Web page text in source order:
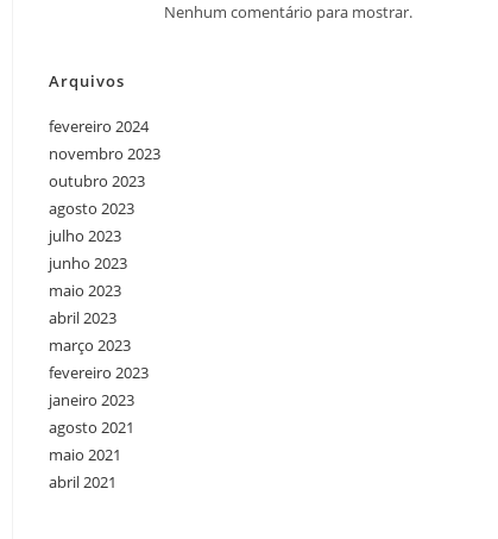
Nenhum comentário para mostrar.
Arquivos
fevereiro 2024
novembro 2023
outubro 2023
agosto 2023
julho 2023
junho 2023
maio 2023
abril 2023
março 2023
fevereiro 2023
janeiro 2023
agosto 2021
maio 2021
abril 2021